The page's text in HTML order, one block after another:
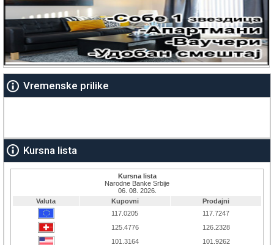
Vremenske prilike
Kursna lista